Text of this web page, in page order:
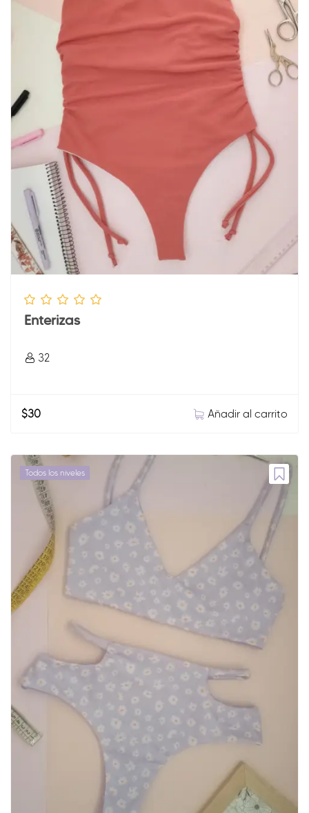
Enterizas
32
$30 Añadir al carrito
Todos los niveles